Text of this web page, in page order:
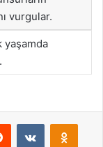
vurgular.
yaşamda
Reddit VKontakte